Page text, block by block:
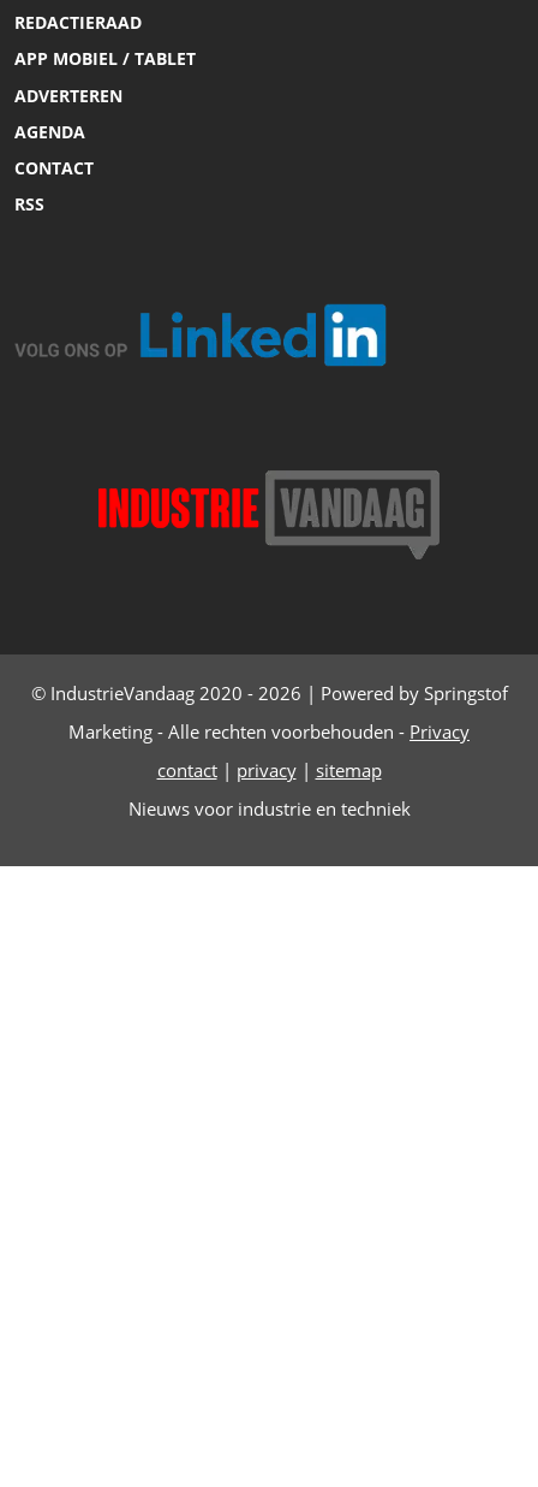
REDACTIERAAD
APP MOBIEL / TABLET
ADVERTEREN
AGENDA
CONTACT
RSS
© IndustrieVandaag 2020 - 2026 | Powered by Springstof
Marketing - Alle rechten voorbehouden - Privacy
contact| privacy| sitemap
Nieuws voor industrie en techniek